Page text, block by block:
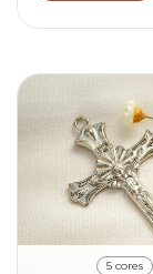
5 cores